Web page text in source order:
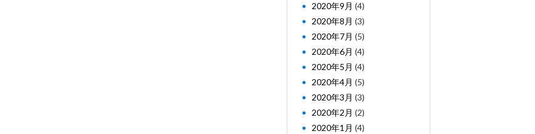
2020年9月 (4)
2020年8月 (3)
2020年7月 (5)
2020年6月 (4)
2020年5月 (4)
2020年4月 (5)
2020年3月 (3)
2020年2月 (2)
2020年1月 (4)